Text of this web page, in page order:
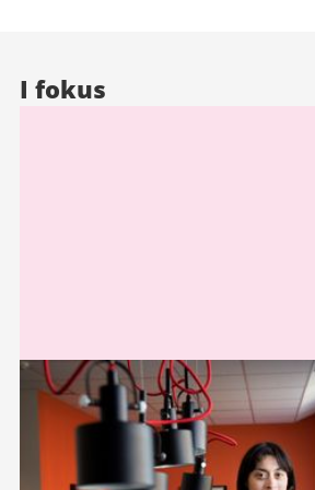
I fokus